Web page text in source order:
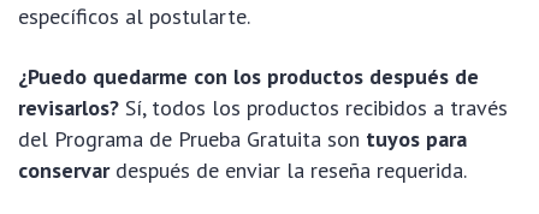
específicos al postularte.
¿Puedo quedarme con los productos después de
revisarlos? Sí, todos los productos recibidos a través
del Programa de Prueba Gratuita son tuyos para
conservardespués de enviar la reseña requerida.